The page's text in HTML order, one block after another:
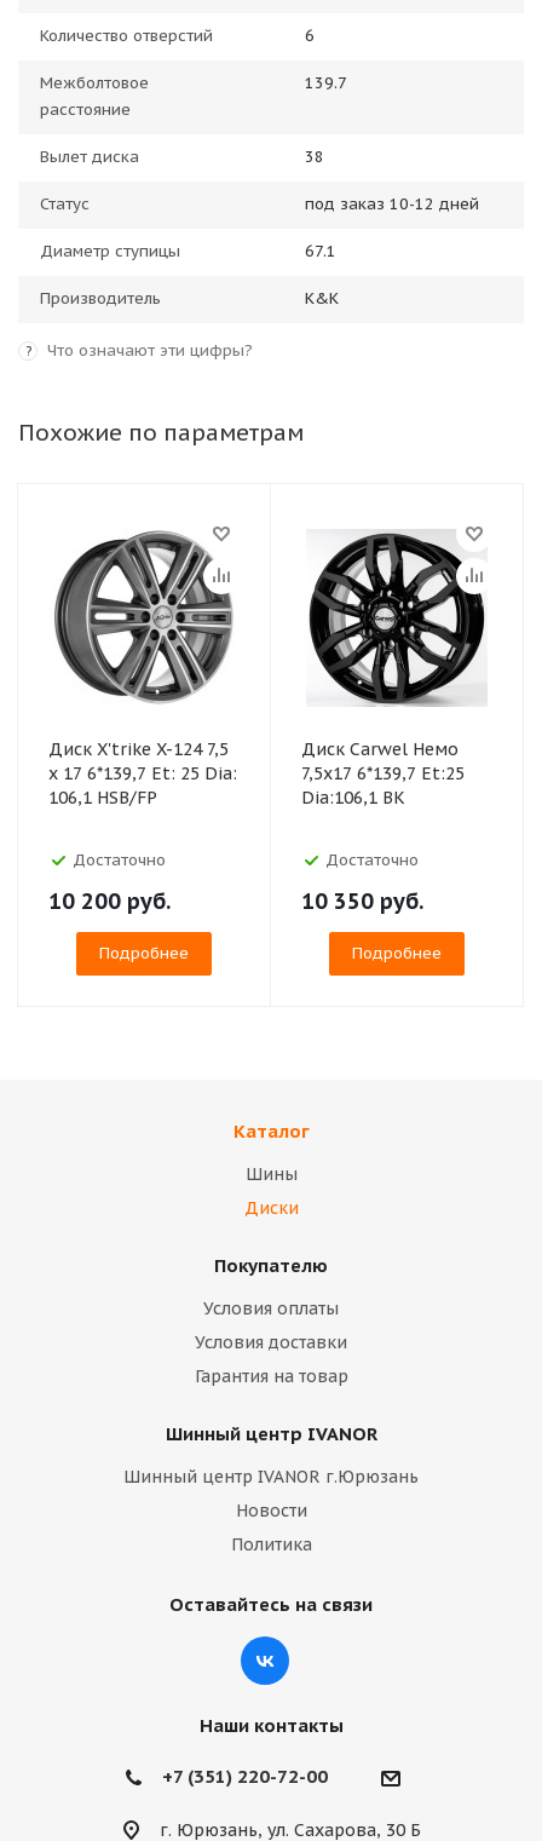
Количество отверстий 6
Межболтовое
расстояние
139.7
Вылет диска 38
Статус под заказ 10-12 дней
Диаметр ступицы 67.1
Производитель K&K
? Что означают эти цифры?
Похожие по параметрам
Диск X'trike X-124 7,5
x 17 6*139,7 Et: 25 Dia:
106,1 HSB/FP
Достаточно
10 200 руб.
Подробнее
Диск Carwel Немо
7,5x17 6*139,7 Et:25
Dia:106,1 BK
Достаточно
10 350 руб.
Подробнее
Каталог
Шины
Диски
Покупателю
Условия оплаты
Условия доставки
Гарантия на товар
Шинный центр IVANOR
Шинный центр IVANOR г.Юрюзань
Новости
Политика
Оставайтесь на связи
Наши контакты
+7 (351) 220-72-00
г. Юрюзань, ул. Сахарова, 30 Б